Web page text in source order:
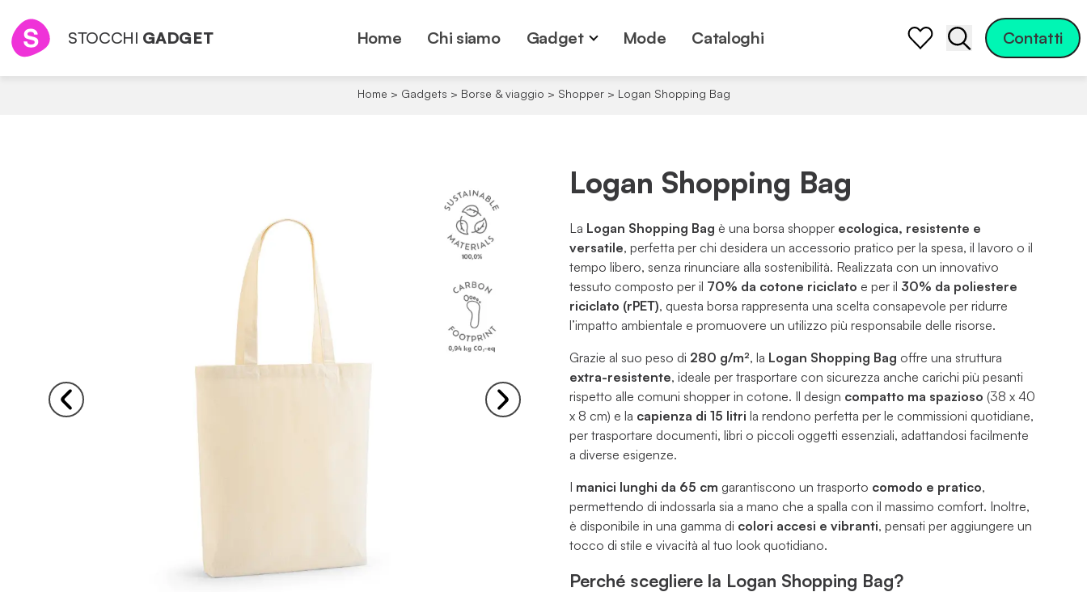
STOCCHI GADGET Home Chi siamo Gadget Mode
Cataloghi
Apri la barra di
Contatti
Home > Gadgets > Borse & viaggio > Shopper> Logan Shopping Bag
Logan Shopping Bag
La Logan Shopping Bag è una borsa shopper ecologica, resistente e
versatile, perfetta per chi desidera un accessorio pratico per la spesa, il lavoro o il
tempo libero, senza rinunciare alla sostenibilità. Realizzata con un innovativo
tessuto composto per il 70% da cotone riciclato e per il 30% da poliestere
riciclato (rPET), questa borsa rappresenta una scelta consapevole per ridurre
l’impatto ambientale e promuovere un utilizzo più responsabile delle risorse.
Grazie al suo peso di 280 g/m², la Logan Shopping Bag offre una struttura
extra-resistente, ideale per trasportare con sicurezza anche carichi più pesanti
rispetto alle comuni shopper in cotone. Il design compatto ma spazioso (38 x 40
x 8 cm) e la capienza di 15 litri la rendono perfetta per le commissioni quotidiane,
per trasportare documenti, libri o piccoli oggetti essenziali, adattandosi facilmente
a diverse esigenze.
I manici lunghi da 65 cm garantiscono un trasporto comodo e pratico,
permettendo di indossarla sia a mano che a spalla con il massimo comfort. Inoltre,
è disponibile in una gamma di colori accesi e vibranti, pensati per aggiungere un
tocco di stile e vivacità al tuo look quotidiano.
Perché scegliere la Logan Shopping Bag?